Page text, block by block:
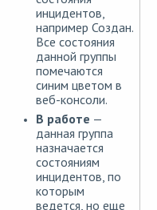
инцидентов,
например Создан.
Все состояния
данной группы
помечаются
синим цветом в
веб-консоли.
В работе —
данная группа
назначается
состояниям
инцидентов, по
которым
ведется, но еще